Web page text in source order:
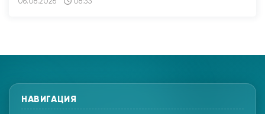
НАВИГАЦИЯ